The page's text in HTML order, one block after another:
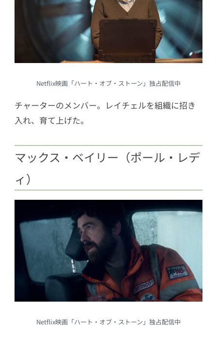
Netflix映画「ハート・オブ・ストーン」独占配信中
チャーターのメンバー。レイチェルを組織に招き
入れ、育て上げた。
マックス・ベイリー（ポール・レデ
ィ）
Netflix映画「ハート・オブ・ストーン」独占配信中